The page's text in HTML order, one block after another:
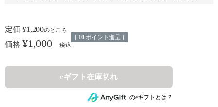
定価 ¥1,200のところ
価格 ¥1,000 税込
[ 10 ポイント進呈 ]
eギフト在庫切れ
のeギフトとは？